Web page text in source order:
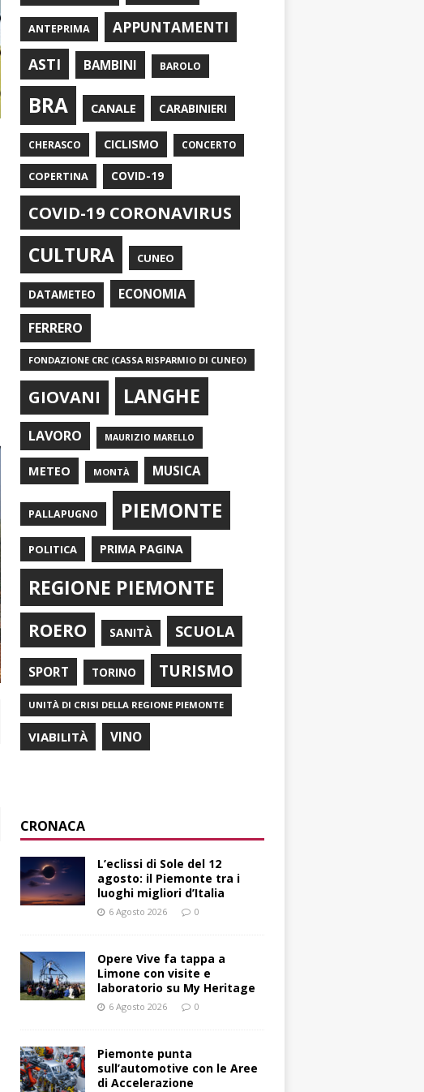
ANTEPRIMA
APPUNTAMENTI
ASTI
BAMBINI BAROLO
BRA CANALE CARABINIERI
CHERASCO CICLISMO CONCERTO
COPERTINA COVID-19
COVID-19 CORONAVIRUS
CULTURA CUNEO
DATAMETEO ECONOMIA
FERRERO
FONDAZIONE CRC (CASSA RISPARMIO DI CUNEO)
GIOVANI LANGHE
LAVORO MAURIZIO MARELLO
METEO MONTÀ MUSICA
PALLAPUGNO PIEMONTE
POLITICA PRIMA PAGINA
REGIONE PIEMONTE
ROERO SANITÀ SCUOLA
SPORT TORINO TURISMO
UNITÀ DI CRISI DELLA REGIONE PIEMONTE
VIABILITÀ VINO
CRONACA
L’eclissi di Sole del 12
agosto: il Piemonte tra i
luoghi migliori d’Italia
6 Agosto 2026 0
Opere Vive fa tappa a
Limone con visite e
laboratorio su My Heritage
6 Agosto 2026 0
Piemonte punta
sull’automotive con le Aree
di Accelerazione